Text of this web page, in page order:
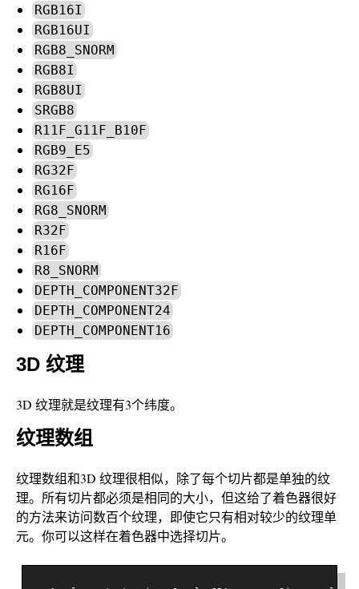
RGB16I
RGB16UI
RGB8_SNORM
RGB8I
RGB8UI
SRGB8
R11F_G11F_B10F
RGB9_E5
RG32F
RG16F
RG8_SNORM
R32F
R16F
R8_SNORM
DEPTH_COMPONENT32F
DEPTH_COMPONENT24
DEPTH_COMPONENT16
3D 纹理
3D 纹理就是纹理有3个纬度。
纹理数组
纹理数组和3D 纹理很相似，除了每个切片都是单独的纹
理。所有切片都必须是相同的大小，但这给了着色器很好
的方法来访问数百个纹理，即使它只有相对较少的纹理单
元。你可以这样在着色器中选择切片。